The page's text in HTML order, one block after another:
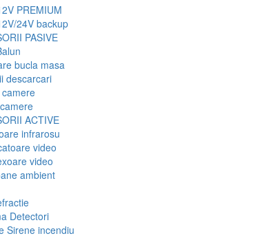
PREMIUM
24V backup
PASIVE
bucla masa
descarcari
ACTIVE
infrarosu
video
video
ambient
Detectori
Sirene incendiu